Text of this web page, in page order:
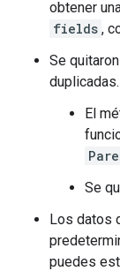
obtener
fields ,
Se
El
Se
Los datos
puedes